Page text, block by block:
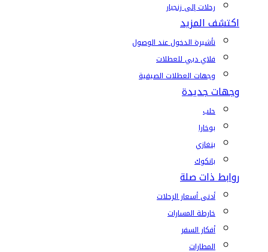
رحلات إلى زنجبار
اكتشف المزيد
تأشيرة الدخول عند الوصول
فلاي دبي للعطلات
وجهات العطلات الصيفية
وجهات جديدة
حلب
بوخارا
بنغازي
بانكوك
روابط ذات صلة
أدنى أسعار الرحلات
خارطة المسارات
أفكار السفر
المطارات